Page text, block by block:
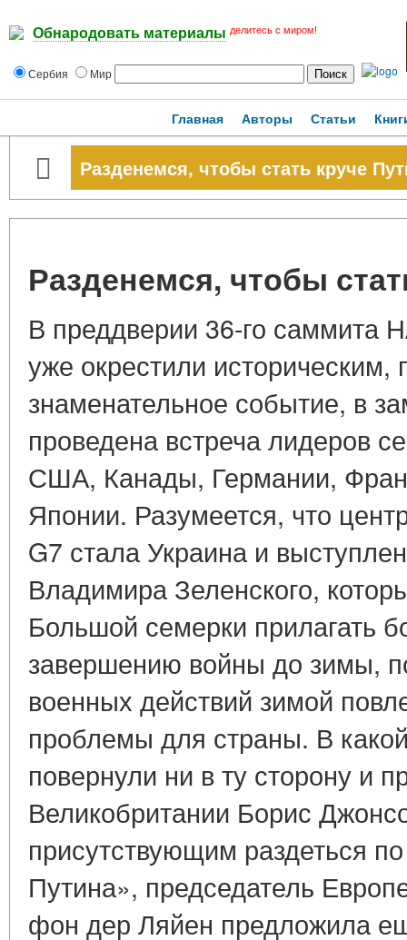
Обнародовать материалы делитесь с миром!
Сербия Мир
Главная Авторы Статьи
Разденемся, чтобы стать круче
Разденемся, чтобы
В преддверии 36-го саммита
уже окрестили
знаменательное событие, в
проведена встреча лидеров
США, Канады, Германии,
Японии. Разумеется, что
G7 стала Украина и
Владимира Зеленского,
Большой семерки прилагать
завершению войны до зимы,
военных действий зимой
проблемы для страны. В
повернули ни в ту сторону и
Великобритании Борис
присутствующим раздеться
Путина», председатель
фон дер Ляйен предложила